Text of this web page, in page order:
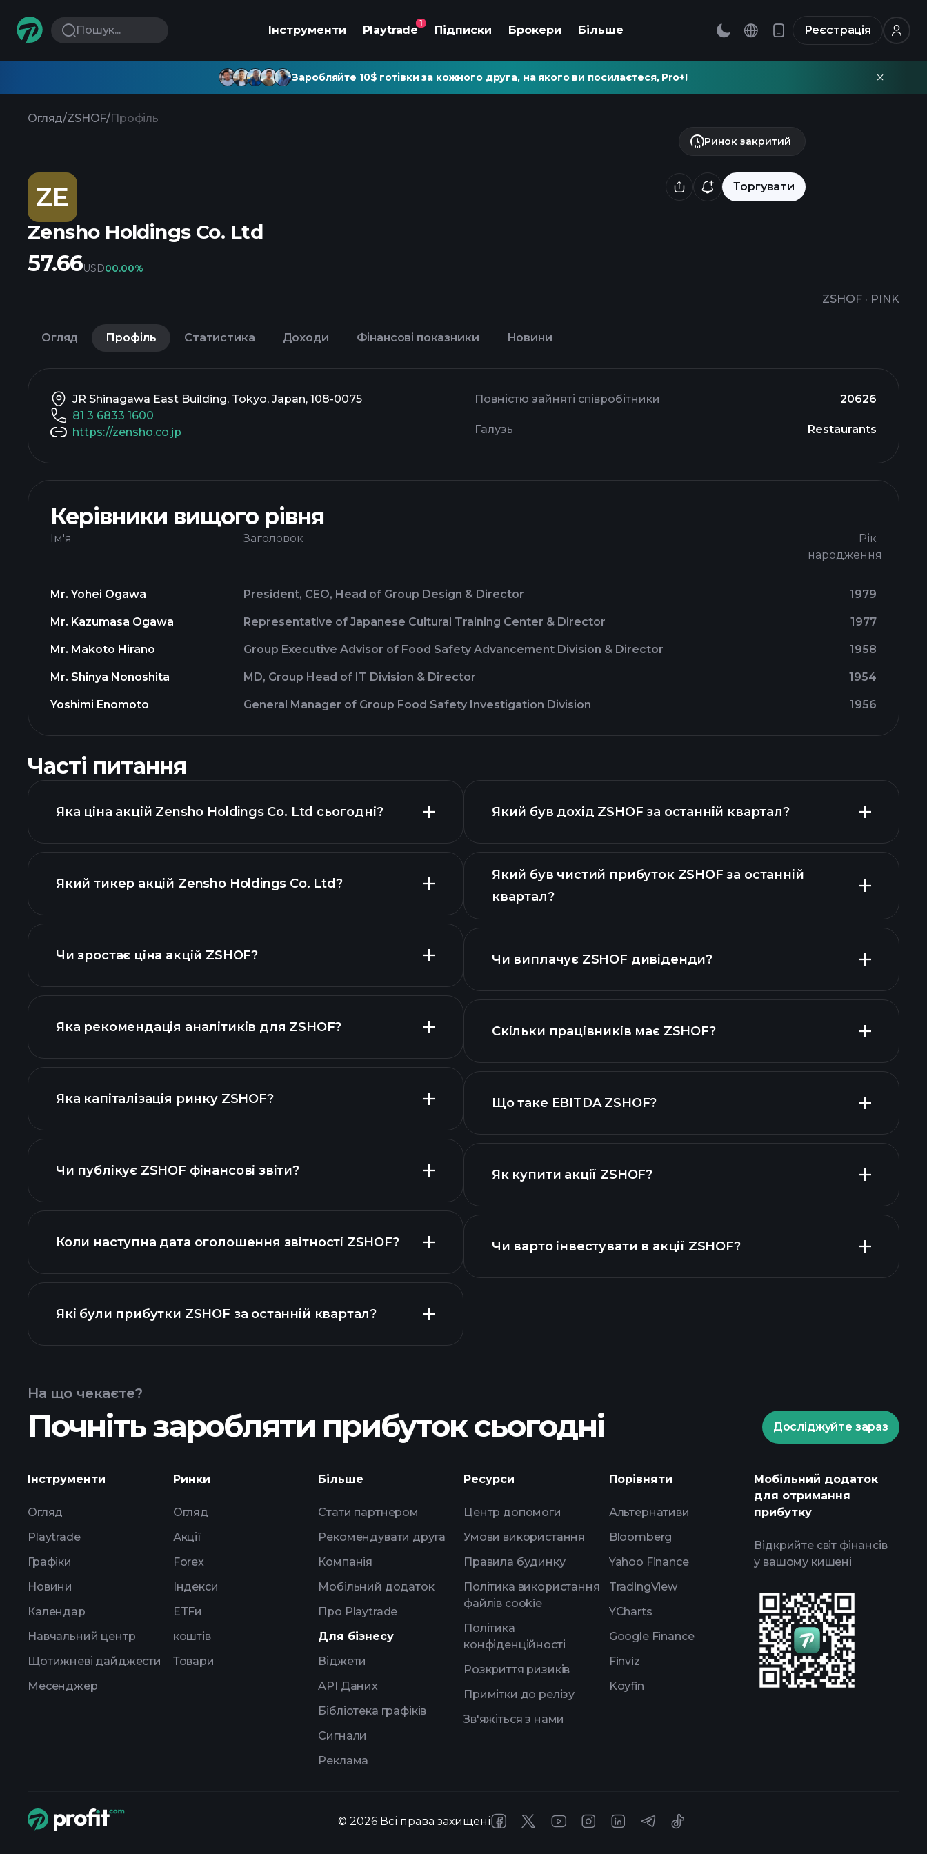
Пошук... Інструменти Playtrade
1
Підписки Брокери Більше Реєстрація
Заробляйте 10$ готівки за кожного друга, на якого ви посилаєтеся, Pro+!
Огляд/ZSHOF/Профіль
ZE Торгувати
Zensho Holdings Co. Ltd
ZSHOF · PINK
Ринок закритий
57.66USD00.00%
Огляд Профіль Статистика Доходи Фінансові показники Новини
JR Shinagawa East Building, Tokyo, Japan, 108-0075
81 3 6833 1600
https://zensho.co.jp
Повністю зайняті співробітники 20626
Галузь Restaurants
Керівники вищого рівня
Ім'я Заголовок
Рік
народження
Mr. Yohei Ogawa President, CEO, Head of Group Design & Director 1979
Mr. Kazumasa Ogawa Representative of Japanese Cultural Training Center & Director 1977
Mr. Makoto Hirano Group Executive Advisor of Food Safety Advancement Division & Director 1958
Mr. Shinya Nonoshita MD, Group Head of IT Division & Director 1954
Yoshimi Enomoto General Manager of Group Food Safety Investigation Division 1956
Часті питання
Яка ціна акцій Zensho Holdings Co. Ltd сьогодні?
розширеній діаграмі
Який тикер акцій Zensho Holdings Co. Ltd?
Чи зростає ціна акцій ZSHOF?
ZSHOF
Яка рекомендація аналітиків для ZSHOF?
Яка капіталізація ринку ZSHOF?
наш список акцій
Чи публікує ZSHOF фінансові звіти?
фінансовими звітами
ZSHOF
Коли наступна дата оголошення звітності ZSHOF?
Календарі
Які були прибутки ZSHOF за останній квартал?
прибутки ZSHOF
Який був дохід ZSHOF за останній квартал?
фінансових звітах ZSHOF
Який був чистий прибуток ZSHOF за останній
квартал?
фінансових звітах ZSHOF
Чи виплачує ZSHOF дивіденди?
Скільки працівників має ZSHOF?
Що таке EBITDA ZSHOF?
фінансових
Як купити акції ZSHOF?
Чи варто інвестувати в акції ZSHOF?
Playtrade Tournaments
штучного інтелекту
списки спостереження
портфелями
мільярдерів
На що чекаєте?
Почніть заробляти прибуток сьогодні Досліджуйте зараз
Інструменти
Огляд
Playtrade
Графіки
Новини
Календар
Навчальний центр
Щотижневі дайджести
Месенджер
Ринки
Огляд
Акції
Forex
Індекси
ETFи
коштів
Товари
Більше
Стати партнером
Рекомендувати друга
Компанія
Мобільний додаток
Про Playtrade
Для бізнесу
Віджети
API Даних
Бібліотека графіків
Сигнали
Реклама
Ресурси
Центр допомоги
Умови використання
Правила будинку
Політика використання
файлів cookie
Політика
конфіденційності
Розкриття ризиків
Примітки до релізу
Зв'яжіться з нами
Порівняти
Альтернативи
Bloomberg
Yahoo Finance
TradingView
YCharts
Google Finance
Finviz
Koyfin
Мобільний додаток
для отримання
прибутку
Відкрийте світ фінансів
у вашому кишені
© 2026 Всі права захищені